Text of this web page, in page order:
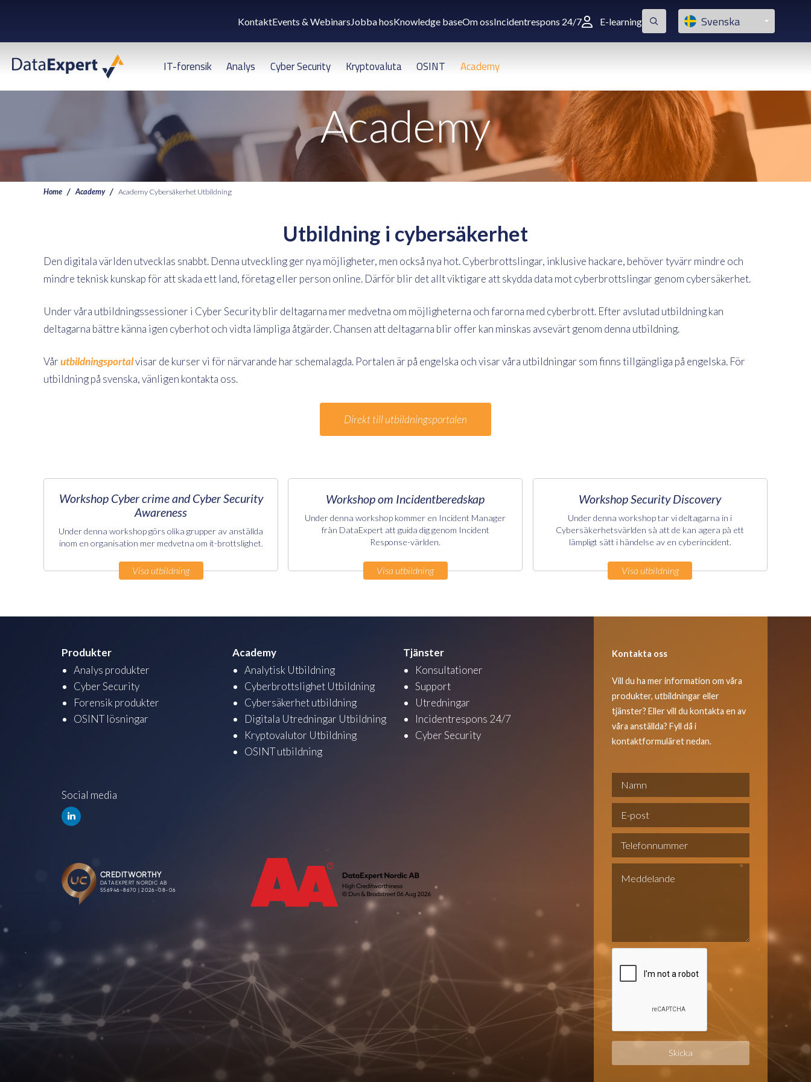
KontaktEvents & Webinars Jobba hosKnowledge baseOm ossIncidentrespons 24/7 E-learning Svenska
IT-forensik Analys Cyber Security Kryptovaluta OSINT Academy
Academy
Home Academy Academy Cybersäkerhet Utbildning
Utbildning i cybersäkerhet
Den digitala världen utvecklas snabbt. Denna utveckling ger nya möjligheter, men också nya hot. Cyberbrottslingar, inklusive hackare, behöver tyvärr mindre och
mindre teknisk kunskap för att skada ett land, företag eller person online. Därför blir det allt viktigare att skydda data mot cyberbrottslingar genom cybersäkerhet.
Under våra utbildningssessioner i Cyber Security blir deltagarna mer medvetna om möjligheterna och farorna med cyberbrott. Efter avslutad utbildning kan
deltagarna bättre känna igen cyberhot och vidta lämpliga åtgärder. Chansen att deltagarna blir offer kan minskas avsevärt genom denna utbildning.
Vårutbildningsportalvisar de kurser vi för närvarande har schemalagda. Portalen är på engelska och visar våra utbildningar som finns tillgängliga på engelska. För
utbildning på svenska, vänligen kontakta oss.
Direkt till utbildningsportalen
Workshop Cyber crime and Cyber Security
Awareness
Under denna workshop görs olika grupper av anställda
inom en organisation mer medvetna om it-brottslighet.
Visa utbildning
Workshop om Incidentberedskap
Under denna workshop kommer en Incident Manager
från DataExpert att guida dig genom Incident
Response-världen.
Visa utbildning
Workshop Security Discovery
Under denna workshop tar vi deltagarna in i
Cybersäkerhetsvärlden så att de kan agera på ett
lämpligt sätt i händelse av en cyberincident.
Visa utbildning
Produkter
Analys produkter
Cyber Security
Forensik produkter
OSINT lösningar
Academy
Analytisk Utbildning
Cyberbrottslighet Utbildning
Cybersäkerhet utbildning
Digitala Utredningar Utbildning
Kryptovalutor Utbildning
OSINT utbildning
Tjänster
Konsultationer
Support
Utredningar
Incidentrespons 24/7
Cyber Security
Social media
Kontakta oss
Vill du ha mer information om våra
produkter, utbildningar eller
tjänster? Eller vill du kontakta en av
våra anställda? Fyll då i
kontaktformuläret nedan.